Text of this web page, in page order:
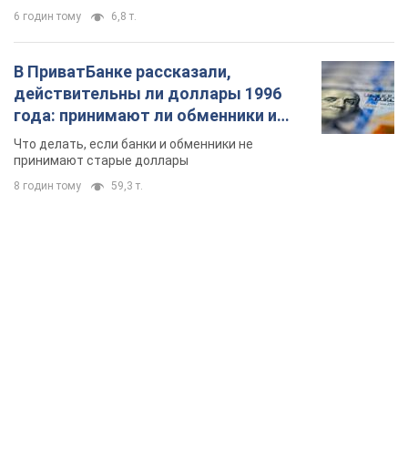
6 годин тому 6,8 т.
В ПриватБанке рассказали,
действительны ли доллары 1996
года: принимают ли обменники и
банки такие купюры
Что делать, если банки и обменники не
принимают старые доллары
8 годин тому 59,3 т.